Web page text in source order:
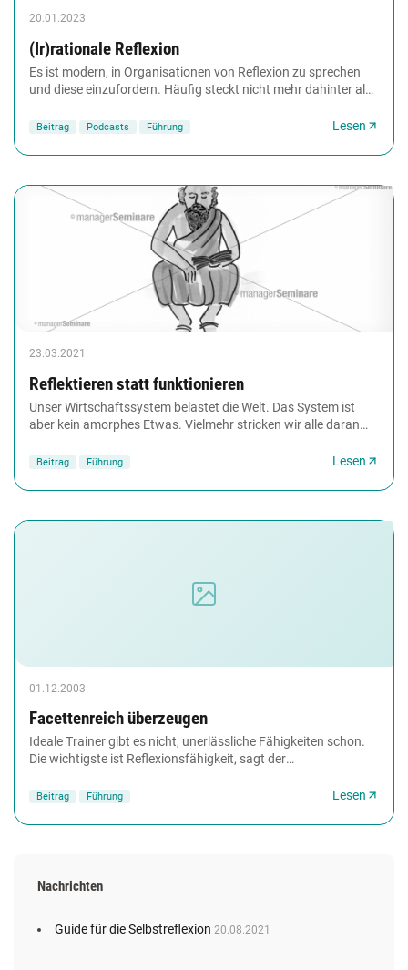
20.01.2023
(Ir)rationale Reflexion
Es ist modern, in Organisationen von Reflexion zu sprechen
und diese einzufordern. Häufig steckt nicht mehr dahinter als
Beitrag Podcasts Führung Lesen
23.03.2021
Reflektieren statt funktionieren
Unser Wirtschaftssystem belastet die Welt. Das System ist
aber kein amorphes Etwas. Vielmehr stricken wir alle daran
Beitrag Führung Lesen
01.12.2003
Facettenreich überzeugen
Ideale Trainer gibt es nicht, unerlässliche Fähigkeiten schon.
Die wichtigste ist Reflexionsfähigkeit, sagt der
Beitrag Führung Lesen
Nachrichten
Guide für die Selbstreflexion 20.08.2021